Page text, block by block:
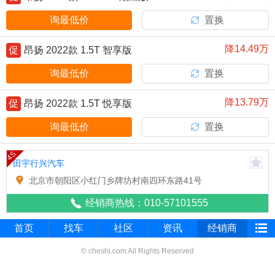
询最低价 置换
促 昂扬 2022款 1.5T 智享版 降14.49万
询最低价 置换
促 昂扬 2022款 1.5T 悦享版 降13.79万
询最低价 置换
4S
田宇行兴汽车
北京市朝阳区小红门乡牌坊村南四环东路41号
经销商热线：010-57101555
首页 找车 社区 资讯 经销商
© cheshi.com All Rights Reserved